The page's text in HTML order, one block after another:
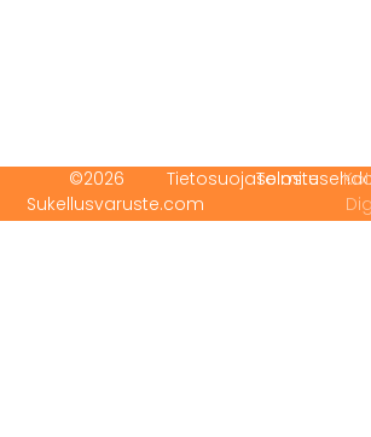
©2026
Sukellusvaruste.com
Tietosuojaseloste